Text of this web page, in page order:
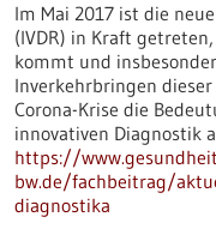
Im Mai 2017 ist die
(IVDR) in Kraft
kommt und
Inverkehrbringen
Corona-Krise die
innovativen Diagnostik
https://
bw.de/fachbeitrag/
diagnostika